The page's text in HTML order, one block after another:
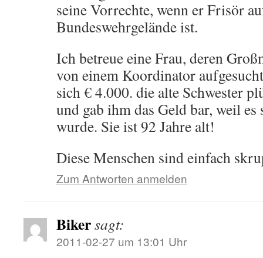
seine Vorrechte, wenn er Frisör
Bundeswehrgelände ist.
Ich betreue eine Frau, deren
von einem Koordinator
sich € 4.000. die alte Schwester
und gab ihm das Geld bar, weil
wurde. Sie ist 92 Jahre alt!
Diese Menschen sind einfach
Zum Antworten anmelden
Bikersagt:
2011-02-27 um 13:01 Uhr